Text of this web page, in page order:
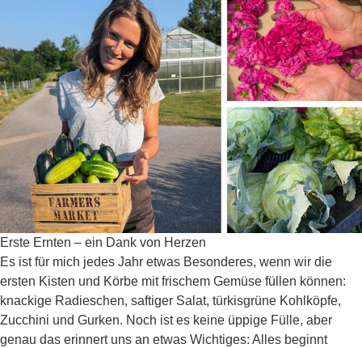
Erste Ernten – ein Dank von Herzen
Es ist für mich jedes Jahr etwas Besonderes, wenn wir die
ersten Kisten und Körbe mit frischem Gemüse füllen können:
knackige Radieschen, saftiger Salat, türkisgrüne Kohlköpfe,
Zucchini und Gurken. Noch ist es keine üppige Fülle, aber
genau das erinnert uns an etwas Wichtiges: Alles beginnt